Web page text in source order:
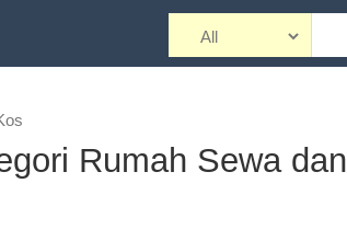
Rumah Sewa dan